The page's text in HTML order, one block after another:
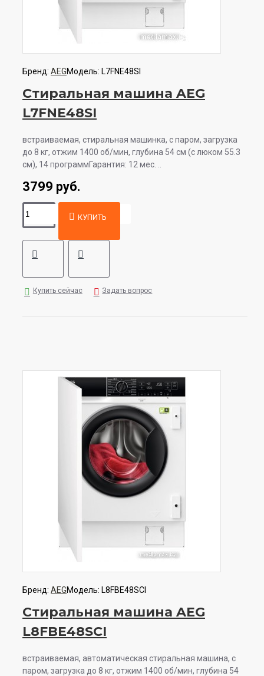
Бренд: AEGМодель: L7FNE48SI
Стиральная машина AEG
L7FNE48SI
встраиваемая, стиральная машинка, с паром, загрузка
до 8 кг, отжим 1400 об/мин, глубина 54 см (с люком 55.3
см), 14 программГарантия: 12 мес. ..
3799 руб.
КУПИТЬ
Купить сейчас Задать вопрос
Бренд: AEGМодель: L8FBE48SCI
Стиральная машина AEG
L8FBE48SCI
встраиваемая, автоматическая стиральная машина, с
паром, загрузка до 8 кг, отжим 1400 об/мин, глубина 54